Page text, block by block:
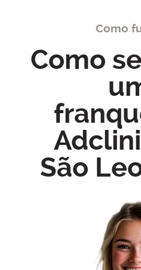
Como
Como
São